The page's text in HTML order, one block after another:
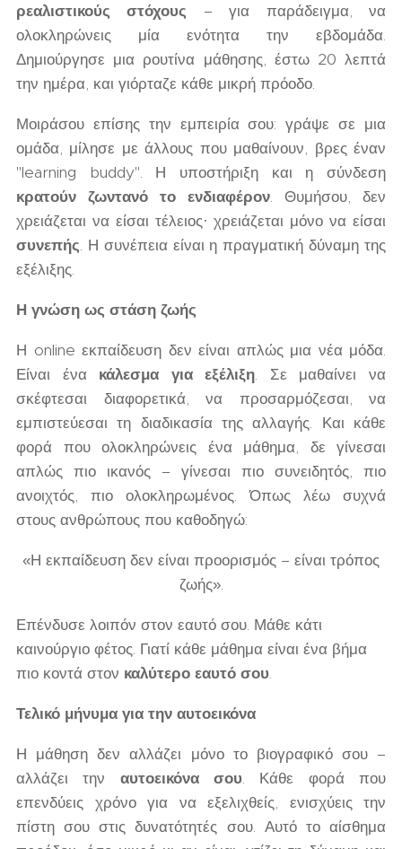
ρεαλιστικούς στόχους – για παράδειγμα, να
ολοκληρώνεις μία ενότητα την εβδομάδα.
Δημιούργησε μια ρουτίνα μάθησης, έστω 20 λεπτά
την ημέρα, και γιόρταζε κάθε μικρή πρόοδο.
Μοιράσου επίσης την εμπειρία σου: γράψε σε μια
ομάδα, μίλησε με άλλους που μαθαίνουν, βρες έναν
"learning buddy". Η υποστήριξη και η σύνδεση
κρατούν ζωντανό το ενδιαφέρον. Θυμήσου, δεν
χρειάζεται να είσαι τέλειος· χρειάζεται μόνο να είσαι
συνεπής. Η συνέπεια είναι η πραγματική δύναμη της
εξέλιξης.
Η γνώση ως στάση ζωής
Η online εκπαίδευση δεν είναι απλώς μια νέα μόδα.
Είναι ένα κάλεσμα για εξέλιξη. Σε μαθαίνει να
σκέφτεσαι διαφορετικά, να προσαρμόζεσαι, να
εμπιστεύεσαι τη διαδικασία της αλλαγής. Και κάθε
φορά που ολοκληρώνεις ένα μάθημα, δε γίνεσαι
απλώς πιο ικανός – γίνεσαι πιο συνειδητός, πιο
ανοιχτός, πιο ολοκληρωμένος. Όπως λέω συχνά
στους ανθρώπους που καθοδηγώ:
«Η εκπαίδευση δεν είναι προορισμός – είναι τρόπος
ζωής».
Επένδυσε λοιπόν στον εαυτό σου. Μάθε κάτι
καινούργιο φέτος. Γιατί κάθε μάθημα είναι ένα βήμα
πιο κοντά στον καλύτερο εαυτό σου.
Τελικό μήνυμα για την αυτοεικόνα
Η μάθηση δεν αλλάζει μόνο το βιογραφικό σου –
αλλάζει την αυτοεικόνα σου. Κάθε φορά που
επενδύεις χρόνο για να εξελιχθείς, ενισχύεις την
πίστη σου στις δυνατότητές σου. Αυτό το αίσθημα